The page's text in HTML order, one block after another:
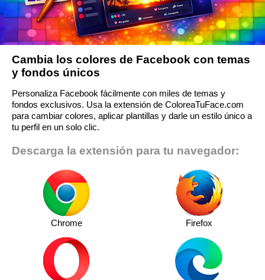
Cambia los colores de Facebook con temas
y fondos únicos
Personaliza Facebook fácilmente con miles de temas y
fondos exclusivos. Usa la extensión de ColoreaTuFace.com
para cambiar colores, aplicar plantillas y darle un estilo único a
tu perfil en un solo clic.
Descarga la extensión para tu navegador:
Chrome Firefox